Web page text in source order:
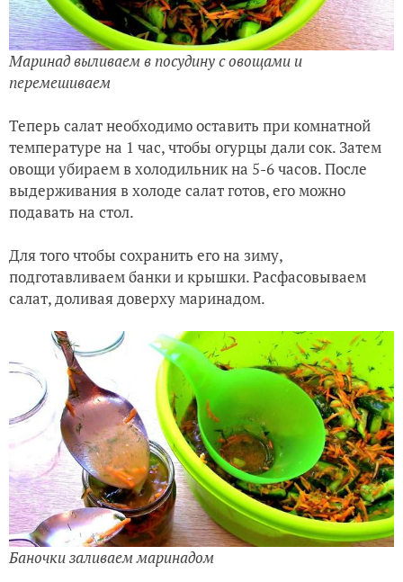
Маринад выливаем в посудину с овощами и
перемешиваем
Теперь салат необходимо оставить при комнатной
температуре на 1 час, чтобы огурцы дали сок. Затем
овощи убираем в холодильник на 5-6 часов. После
выдерживания в холоде салат готов, его можно
подавать на стол.
Для того чтобы сохранить его на зиму,
подготавливаем банки и крышки. Расфасовываем
салат, доливая доверху маринадом.
Баночки заливаем маринадом